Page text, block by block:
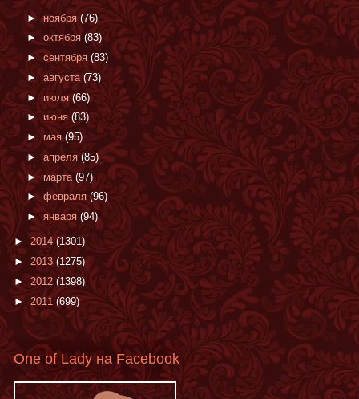
►ноября (76)
► октября (83)
► сентября (83)
► августа (73)
► июля(66)
► июня (83)
► мая(95)
► апреля (85)
► марта (97)
► февраля (96)
► января (94)
► 2014(1301)
► 2013 (1275)
►2012 (1398)
► 2011 (699)
One of Lady на Facebook